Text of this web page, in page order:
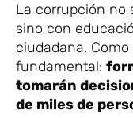
La corrupción no
sino con
ciudadana.
fundamental:
tomarán
de miles de